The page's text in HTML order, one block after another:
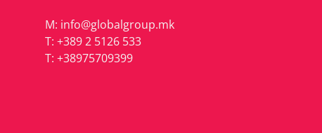
M: info@globalgroup.mk
T: +389 2 5126 533
T: +38975709399